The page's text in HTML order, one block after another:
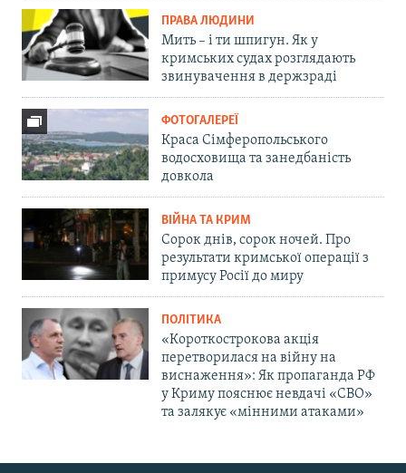
ПРАВА ЛЮДИНИ
Мить – і ти шпигун. Як у
кримських судах розглядають
звинувачення в держзраді
ФОТОГАЛЕРЕЇ
Краса Сімферопольського
водосховища та занедбаність
довкола
ВІЙНА ТА КРИМ
Сорок днів, сорок ночей. Про
результати кримської операції з
примусу Росії до миру
ПОЛІТИКА
«Короткострокова акція
перетворилася на війну на
виснаження»: Як пропаганда РФ
у Криму пояснює невдачі «СВО»
та залякує «мінними атаками»